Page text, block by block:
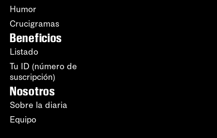
Humor
Crucigramas
Beneficios
Listado
Tu ID (número de
suscripción)
Nosotros
Sobre la diaria
Equipo